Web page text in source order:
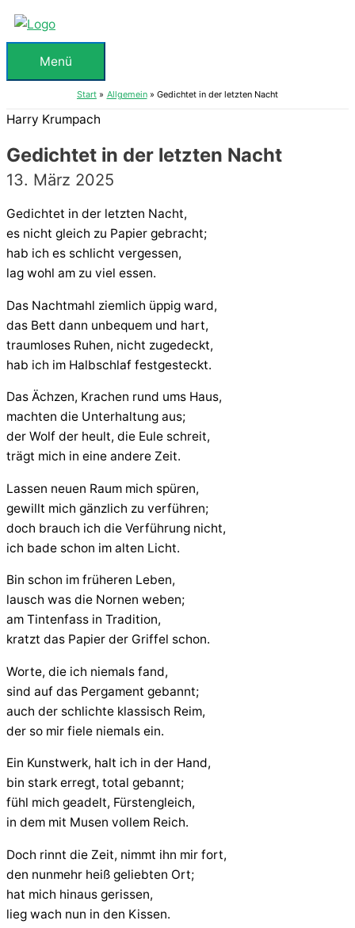
Zum
Inhalt
springenMenü
Menü
Start Allgemein Gedichtet in der letzten Nacht
Harry Krumpach
Gedichtet in der letzten Nacht
13. März 2025
Gedichtet in der letzten Nacht,
es nicht gleich zu Papier gebracht;
hab ich es schlicht vergessen,
lag wohl am zu viel essen.
Das Nachtmahl ziemlich üppig ward,
das Bett dann unbequem und hart,
traumloses Ruhen, nicht zugedeckt,
hab ich im Halbschlaf festgesteckt.
Das Ächzen, Krachen rund ums Haus,
machten die Unterhaltung aus;
der Wolf der heult, die Eule schreit,
trägt mich in eine andere Zeit.
Lassen neuen Raum mich spüren,
gewillt mich gänzlich zu verführen;
doch brauch ich die Verführung nicht,
ich bade schon im alten Licht.
Bin schon im früheren Leben,
lausch was die Nornen weben;
am Tintenfass in Tradition,
kratzt das Papier der Griffel schon.
Worte, die ich niemals fand,
sind auf das Pergament gebannt;
auch der schlichte klassisch Reim,
der so mir fiele niemals ein.
Ein Kunstwerk, halt ich in der Hand,
bin stark erregt, total gebannt;
fühl mich geadelt, Fürstengleich,
in dem mit Musen vollem Reich.
Doch rinnt die Zeit, nimmt ihn mir fort,
den nunmehr heiß geliebten Ort;
hat mich hinaus gerissen,
lieg wach nun in den Kissen.